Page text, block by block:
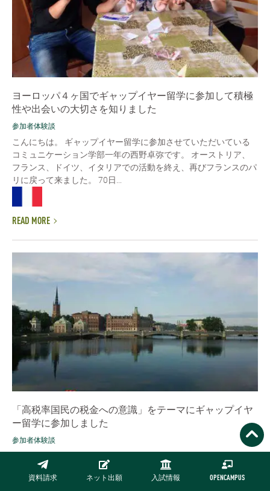
資料請求 ネット出願 入試情報 OPENCAMPUS
ヨーロッパ４ヶ国でギャップイヤー留学に参加して積極
性や出会いの大切さを知りました
参加者体験談
こんにちは。 ギャップイヤー留学に参加させていただいている
コミュニケーション学部一年の西野卓弥です。 オーストリア、
フランス、ドイツ、イタリアでの活動を終え、再びフランスのパ
リに戻って来ました。 70日...
READ MORE
「高税率国民の税金への意識」をテーマにギャップイヤ
ー留学に参加しました
参加者体験談
藤穂聖です。 約2ヶ月に始まったこの旅もついに最終日となりま
した。 この2ヶ月間は不安も恐怖もありましたが、それ以上に学